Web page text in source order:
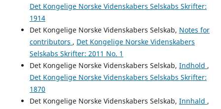
Det Kongelige Norske Videnskabers Selskabs Skrifter:
1914
Det Kongelige Norske Videnskabers Selskab, Notes for
contributors , Det Kongelige Norske Videnskabers
Selskabs Skrifter: 2011 No. 1
Det Kongelige Norske Videnskabers Selskab, Indhold ,
Det Kongelige Norske Videnskabers Selskabs Skrifter:
1870
Det Kongelige Norske Videnskabers Selskab, Innhald ,